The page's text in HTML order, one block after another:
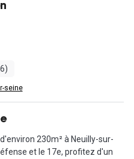
seine
230m² à Neuilly-sur-
et le 17e, profitez d'un